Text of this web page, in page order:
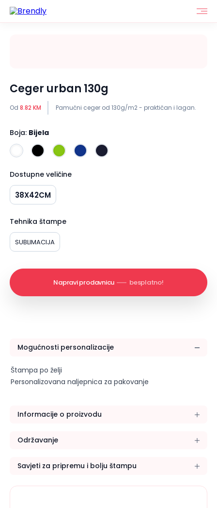
Ceger urban 130g
Od 8.82 KM Pamučni ceger od 130g/m2 - praktičan i lagan.
Boja: Bijela
Dostupne veličine
38X42CM
Tehnika štampe
SUBLIMACIJA
Napravi prodavnicu besplatno!
Mogućnosti personalizacije
Štampa po želji
Personalizovana naljepnica za pakovanje
Informacije o proizvodu
Održavanje
Savjeti za pripremu i bolju štampu